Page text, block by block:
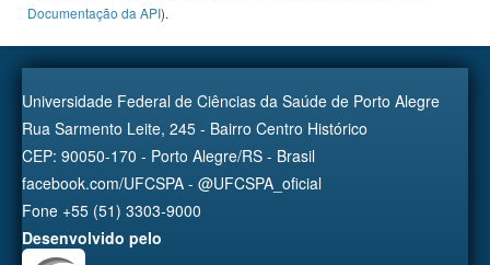
Documentação da API).
Universidade Federal de Ciências da Saúde de Porto Alegre
Rua Sarmento Leite, 245 - Bairro Centro Histórico
CEP: 90050-170 - Porto Alegre/RS - Brasil
facebook.com/UFCSPA - @UFCSPA_oficial
Fone +55 (51) 3303-9000
Desenvolvido pelo